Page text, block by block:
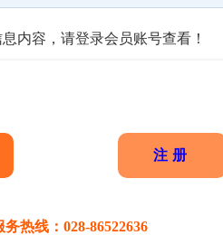
内容，请登录会员账号查看！
注册
务热线：028-86522636